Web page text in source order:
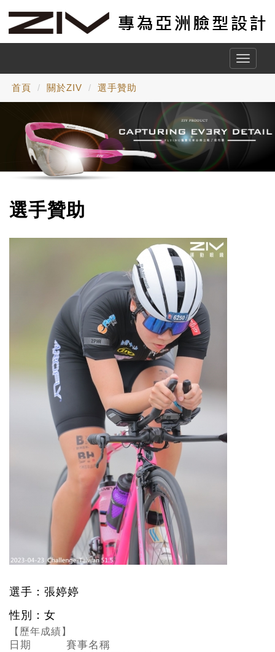
Toggle
首頁 關於ZIV 選手贊助
選手贊助
選手：張婷婷
性別：女
【歷年成績】
日期
賽事名稱